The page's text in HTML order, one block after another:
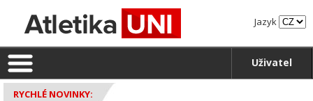
Jazyk
Uživatel
RYCHLÉ NOVINKY: